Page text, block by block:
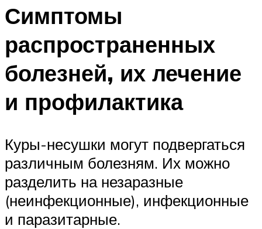
Симптомы
распространенных
болезней, их лечение
и профилактика
Куры-несушки могут подвергаться
различным болезням. Их можно
разделить на незаразные
(неинфекционные), инфекционные
и паразитарные.